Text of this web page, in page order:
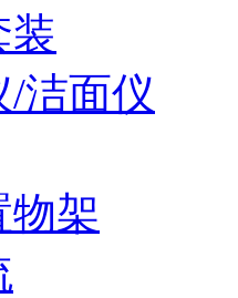
装
/洁面仪
物架